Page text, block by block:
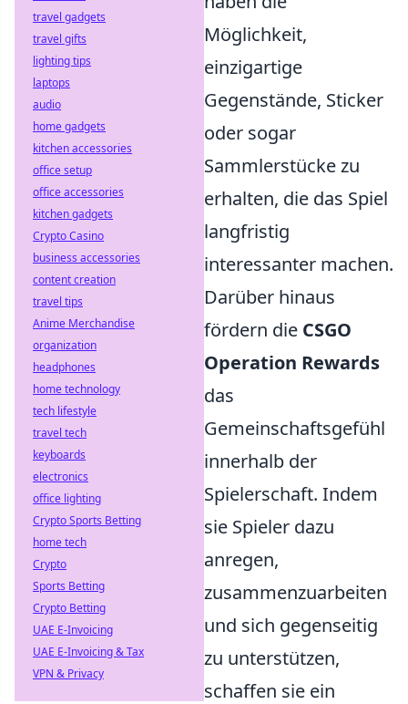
Möglichkeit,
einzigartige
Gegenstände, Sticker
oder sogar
Sammlerstücke zu
erhalten, die das Spiel
langfristig
interessanter machen.
Darüber hinaus
fördern die CSGO
Operation Rewards
das
Gemeinschaftsgefühl
innerhalb der
Spielerschaft. Indem
sie Spieler dazu
anregen,
zusammenzuarbeiten
und sich gegenseitig
zu unterstützen,
schaffen sie ein
travel gadgets
travel gifts
lighting tips
laptops
audio
home gadgets
kitchen accessories
office setup
office accessories
kitchen gadgets
Crypto Casino
business accessories
content creation
travel tips
Anime Merchandise
organization
headphones
home technology
tech lifestyle
travel tech
keyboards
electronics
office lighting
Crypto Sports Betting
home tech
Crypto
Sports Betting
Crypto Betting
UAE E-Invoicing
UAE E-Invoicing & Tax
VPN & Privacy